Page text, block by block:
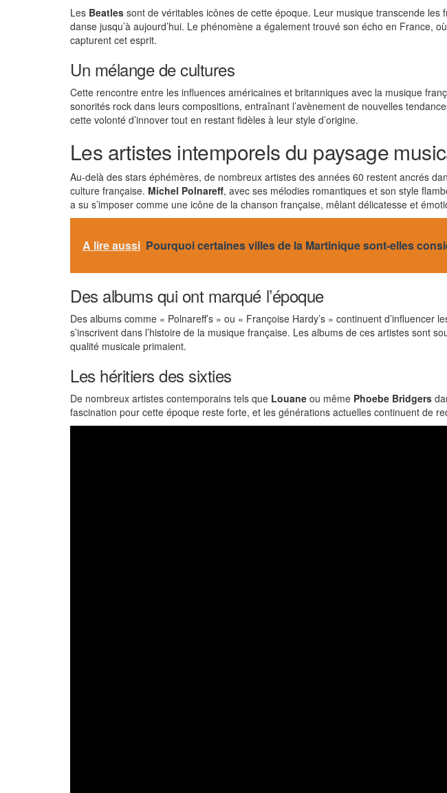
Les Beatles sont de véritables icônes de cette époque. Leur musique transcende
danse jusqu’à aujourd’hui. Le phénomène a également trouvé son écho en France,
capturent cet esprit.
Un mélange de cultures
Cette rencontre entre les influences américaines et britanniques avec la musique
sonorités rock dans leurs compositions, entraînant l’avènement de nouvelles
cette volonté d’innover tout en restant fidèles à leur style d’origine.
Les artistes intemporels du paysage
Au-delà des stars éphémères, de nombreux artistes des années 60 restent ancrés
culture française. Michel Polnareff, avec ses mélodies romantiques et son style
a su s’imposer comme une icône de la chanson française, mêlant délicatesse et
A lire aussi Pourquoi certaines villes de la Martinique sont-elles
Des albums qui ont marqué l’époque
Des albums comme « Polnareff’s » ou « Françoise Hardy’s » continuent
s’inscrivent dans l’histoire de la musique française. Les albums de ces artistes sont
qualité musicale primaient.
Les héritiers des sixties
De nombreux artistes contemporains tels que Louane ou même Phoebe Bridgers
fascination pour cette époque reste forte, et les générations actuelles continuent de